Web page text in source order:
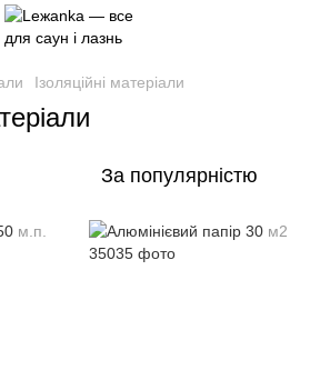
Ізоляційні матеріали
За популярністю